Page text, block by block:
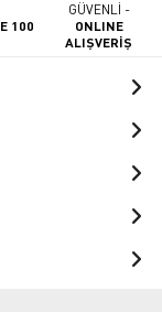
100
GÜVENLİ -
ONLINE
ALIŞVERİŞ